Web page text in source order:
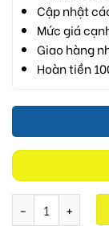
Cập nhật
Mức giá
Giao hàng
Hoàn tiền
Tình Yêu Vĩnh